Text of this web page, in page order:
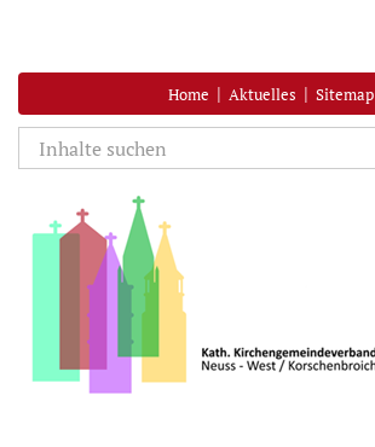
Home | Aktuelles | Sitemap